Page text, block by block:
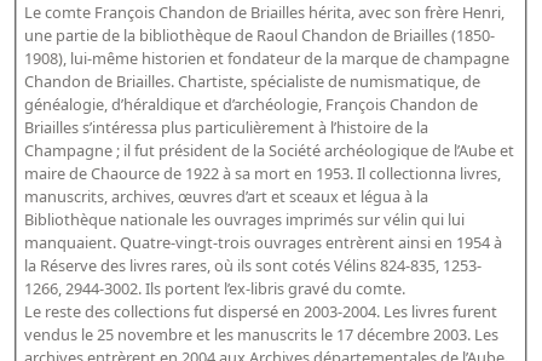
France
Dictionnaire de la BnF
Dictionnaire BnF : recherche avancée
Dictionnaire BnF : index
Dictionnaire des fonds spéciaux et des principales collections et
provenances
Recherche de fonds, collections et provenances
L'histoire de la BnF en objets
Explorer
Le comte François Chandon de Briailles hérita, avec son frère Henri,
une partie de la bibliothèque de Raoul Chandon de Briailles (1850-
1908), lui-même historien et fondateur de la marque de champagne
Chandon de Briailles. Chartiste, spécialiste de numismatique, de
généalogie, d’héraldique et d’archéologie, François Chandon de
Briailles s’intéressa plus particulièrement à l’histoire de la
Champagne ; il fut président de la Société archéologique de l’Aube et
maire de Chaource de 1922 à sa mort en 1953. Il collectionna livres,
manuscrits, archives, œuvres d’art et sceaux et légua à la
Bibliothèque nationale les ouvrages imprimés sur vélin qui lui
manquaient. Quatre-vingt-trois ouvrages entrèrent ainsi en 1954 à
la Réserve des livres rares, où ils sont cotés Vélins 824-835, 1253-
1266, 2944-3002. Ils portent l’ex-libris gravé du comte.
Le reste des collections fut dispersé en 2003-2004. Les livres furent
vendus le 25 novembre et les manuscrits le 17 décembre 2003. Les